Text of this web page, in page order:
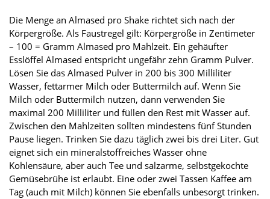
Die Menge an Almased pro Shake richtet sich nach der
Körpergröße. Als Faustregel gilt: Körpergröße in Zentimeter
– 100 = Gramm Almased pro Mahlzeit. Ein gehäufter
Esslöffel Almased entspricht ungefähr zehn Gramm Pulver.
Lösen Sie das Almased Pulver in 200 bis 300 Milliliter
Wasser, fettarmer Milch oder Buttermilch auf. Wenn Sie
Milch oder Buttermilch nutzen, dann verwenden Sie
maximal 200 Milliliter und füllen den Rest mit Wasser auf.
Zwischen den Mahlzeiten sollten mindestens fünf Stunden
Pause liegen. Trinken Sie dazu täglich zwei bis drei Liter. Gut
eignet sich ein mineralstoffreiches Wasser ohne
Kohlensäure, aber auch Tee und salzarme, selbstgekochte
Gemüsebrühe ist erlaubt. Eine oder zwei Tassen Kaffee am
Tag (auch mit Milch) können Sie ebenfalls unbesorgt trinken.